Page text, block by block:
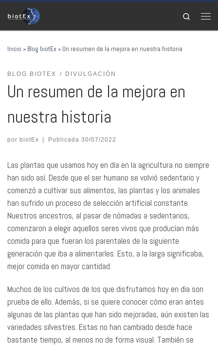
Saltar al contenido
Search
Inicio » Blog biotEx » Un resumen de la mejora en nuestra historia
BLOG BIOTEX DIVULGACIÓN
Un resumen de la mejora en
nuestra historia
por biotEx Publicada 30/07/2022
Las plantas que usamos hoy en día en la agricultura no siempre
han sido así. Desde que el ser humano se volvió sedentario y
comenzó a cultivar sus alimentos, las plantas y los animales
han sufrido un proceso de selección artificial constante.
Nuestros ancestros, al pasar de nómadas a sedentarios,
comenzaron a elegir aquellos seres vivos que producían más
comida para que fueran los parentales de la siguiente
generación que iba a alimentarles. Esto, a la larga significaba,
mejor comida en mayor cantidad.
Muchos de los cultivos de los que disfrutamos hoy en día son
prueba de ello. Además, si se quiere conocer cómo eran antes
algunas de las plantas que han sido mejoradas, aún existen las
variedades silvestres. Estas no han cambiado desde hace
bastante tiempo, al menos no de forma visual. También se